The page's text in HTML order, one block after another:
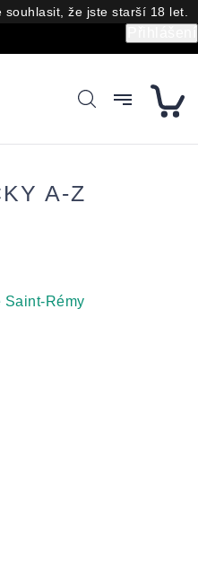
že jste starší 18 let.
A-Z
Saint-Rémy